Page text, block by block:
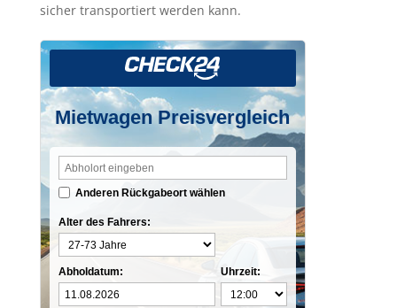
sicher transportiert werden kann.
Mietwagen Preisvergleich
Anderen Rückgabeort wählen
Alter des Fahrers:
Abholdatum: Uhrzeit: